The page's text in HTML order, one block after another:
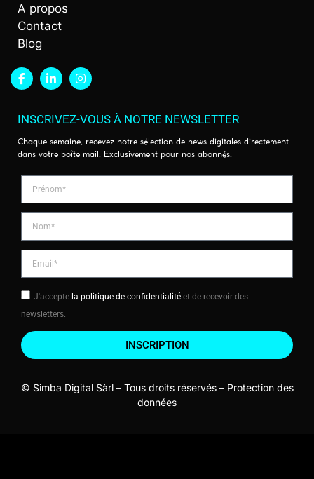
A propos
Contact
Blog
INSCRIVEZ-VOUS À NOTRE NEWSLETTER
Chaque semaine, recevez notre sélection de news digitales directement
dans votre boîte mail. Exclusivement pour nos abonnés.
J'accepte la politique de confidentialité et de recevoir des
newsletters.
INSCRIPTION
© Simba Digital Sàrl – Tous droits réservés – Protection des
données